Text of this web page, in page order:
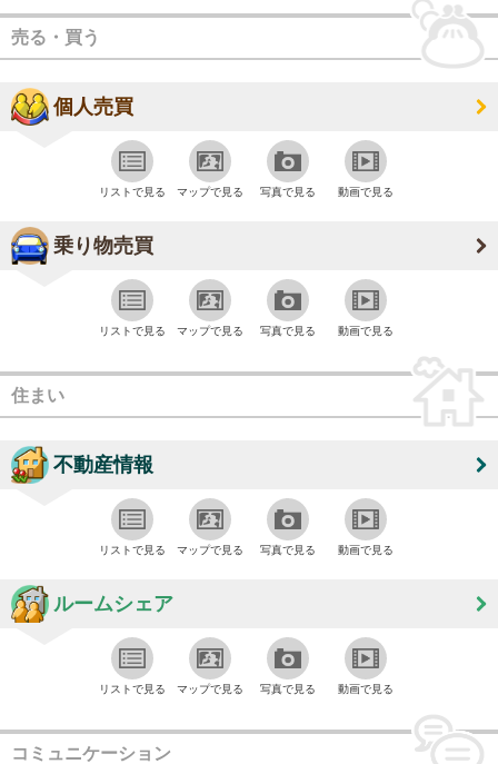
売る・買う
個人売買
リストで見る マップで見る 写真で見る 動画で見る
乗り物売買
リストで見る マップで見る 写真で見る 動画で見る
住まい
不動産情報
リストで見る マップで見る 写真で見る 動画で見る
ルームシェア
リストで見る マップで見る 写真で見る 動画で見る
コミュニケーション